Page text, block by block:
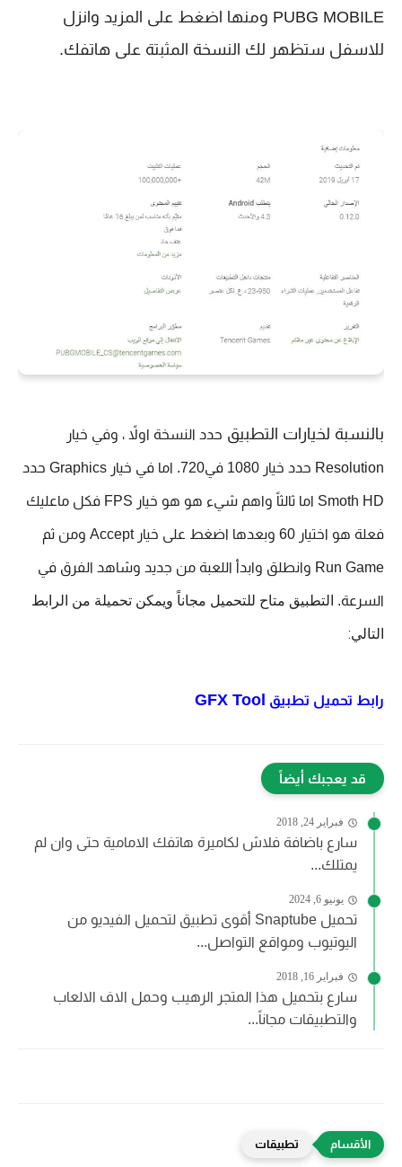
PUBG MOBILE‏
للاسفل ستظهر لك النسخة المثبتة على هاتفك.
بالنسبة لخيارات التطبيق
السرعة.
التالي:
رابط تحميل تطبيق GFX Tool‏
قد يعجبك أيضاً
فبراير 24, 2018
سارع باضافة فلاش لكاميرة هاتفك الامامية حتى وان لم
يمتلك...
يونيو 6, 2024
تحميل Snaptube أقوى تطبيق لتحميل الفيديو من
اليوتيوب ومواقع التواصل...
فبراير 16, 2018
سارع بتحميل هذا المتجر الرهيب وحمل الاف الالعاب
والتطبيقات مجاناً...
تطبيقات